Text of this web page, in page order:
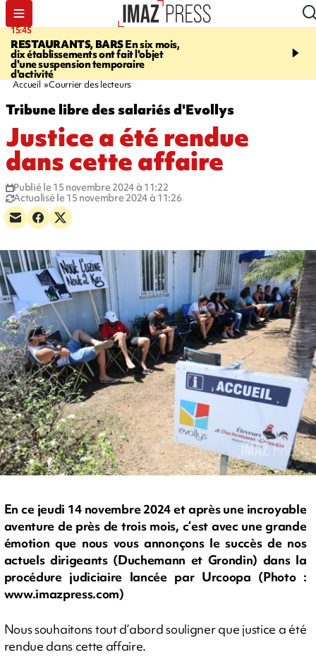
15:45
RESTAURANTS, BARSEn six mois,
dix établissements ont fait l'objet
d'une suspension temporaire
d'activité
17:17
Angeles, un homme vit
Accueil Courrier des lecteurs
Tribune libre des salariés d'Evollys
Justice a été rendue
dans cette affaire
Publié le 15 novembre 2024 à 11:22
Actualisé le 15 novembre 2024 à 11:26
En ce jeudi 14 novembre 2024 et après une incroyable
aventure de près de trois mois, c’est avec une grande
émotion que nous vous annonçons le succès de nos
actuels dirigeants (Duchemann et Grondin) dans la
procédure judiciaire lancée par Urcoopa (Photo :
www.imazpress.com)
Nous souhaitons tout d’abord souligner que justice a été
rendue dans cette affaire.